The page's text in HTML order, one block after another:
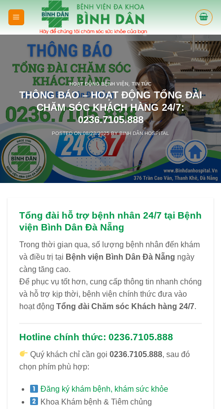
HOẠT ĐỘNG BỆNH VIỆN TIN TỨC
THÔNG BÁO – HOẠT ĐỘNG TỔNG ĐÀI
CHĂM SÓC KHÁCH HÀNG 24/7:
0236.7105.888
POSTED ON08/23/2025BYBINH DÂN HOSPITAL
Tổng đài hỗ trợ bệnh nhân 24/7 tại Bệnh
viện Bình Dân Đà Nẵng
Trong thời gian qua, số lượng bệnh nhân đến khám
và điều trị tại Bệnh viện Bình Dân Đà Nẵng ngày
càng tăng cao.
Để phục vụ tốt hơn, cung cấp thông tin nhanh chóng
và hỗ trợ kịp thời, bệnh viện chính thức đưa vào
hoạt động Tổng đài Chăm sóc Khách hàng 24/7.
Hotline chính thức: 0236.7105.888
Quý khách chỉ cần gọi0236.7105.888, sau đó
chọn phím phù hợp:
Đăng ký khám bệnh, khám sức khỏe
Khoa Khám bệnh & Tiêm chủng